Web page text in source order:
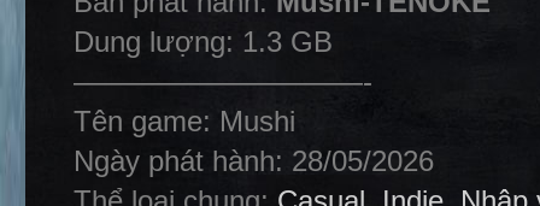
Dung lượng: 1.3 GB
——————————-
Tên game: Mushi
Ngày phát hành: 28/05/2026